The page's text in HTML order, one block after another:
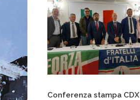
Conferenza stampa CDX